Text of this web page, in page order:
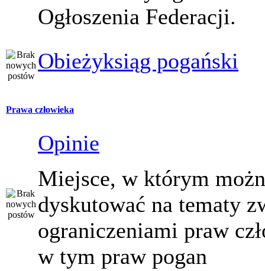
Ogłoszenia Federacji.
Obieżyksiąg pogański
Prawa człowieka
Opinie
Miejsce, w którym
dyskutować na tematy
ograniczeniami praw
w tym praw pogan